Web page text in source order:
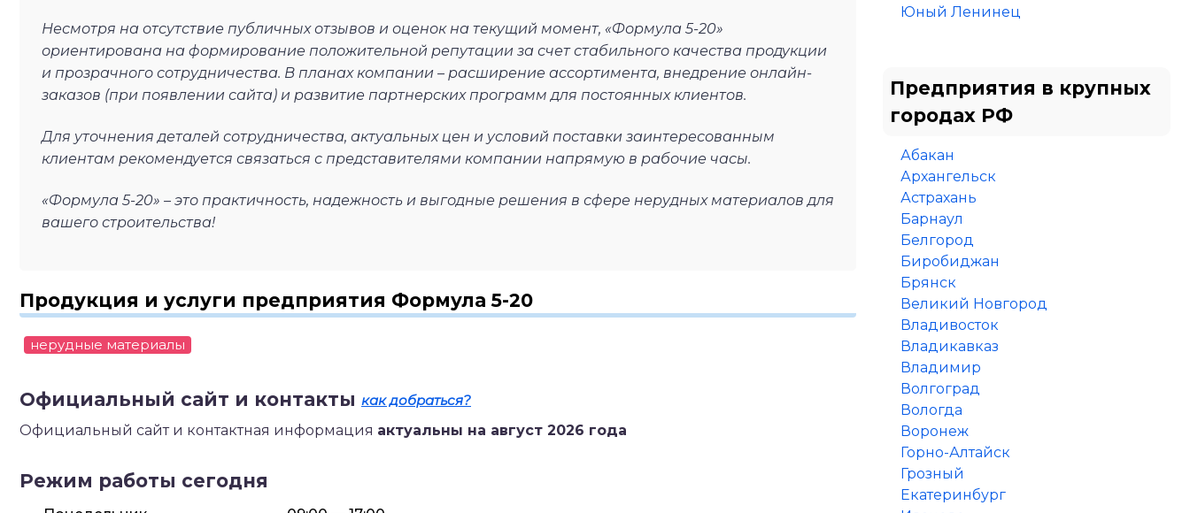
Несмотря на отсутствие публичных отзывов и оценок на текущий момент, «Формула 5-20»
ориентирована на формирование положительной репутации за счет стабильного качества продукции
и прозрачного сотрудничества. В планах компании – расширение ассортимента, внедрение онлайн-
заказов (при появлении сайта) и развитие партнерских программ для постоянных клиентов.
Для уточнения деталей сотрудничества, актуальных цен и условий поставки заинтересованным
клиентам рекомендуется связаться с представителями компании напрямую в рабочие часы.
«Формула 5-20» – это практичность, надежность и выгодные решения в сфере нерудных материалов для
вашего строительства!
Продукция и услуги предприятия Формула 5-20
нерудные материалы
Официальный сайт и контакты как добраться?
Официальный сайт и контактная информация актуальны на август 2026 года
Режим работы сегодня
Юный Ленинец
Предприятия в крупных
городах РФ
Абакан
Архангельск
Астрахань
Барнаул
Белгород
Биробиджан
Брянск
Великий Новгород
Владивосток
Владикавказ
Владимир
Волгоград
Вологда
Воронеж
Горно-Алтайск
Грозный
Екатеринбург